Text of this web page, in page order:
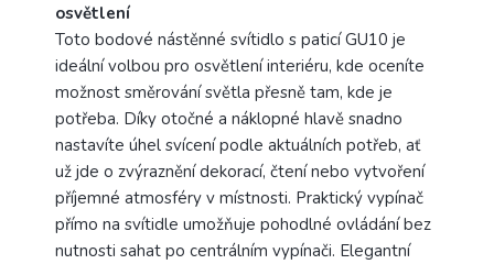
osvětlení
Toto bodové nástěnné svítidlo s paticí GU10 je
ideální volbou pro osvětlení interiéru, kde oceníte
možnost směrování světla přesně tam, kde je
potřeba. Díky otočné a náklopné hlavě snadno
nastavíte úhel svícení podle aktuálních potřeb, ať
už jde o zvýraznění dekorací, čtení nebo vytvoření
příjemné atmosféry v místnosti. Praktický vypínač
přímo na svítidle umožňuje pohodlné ovládání bez
nutnosti sahat po centrálním vypínači. Elegantní